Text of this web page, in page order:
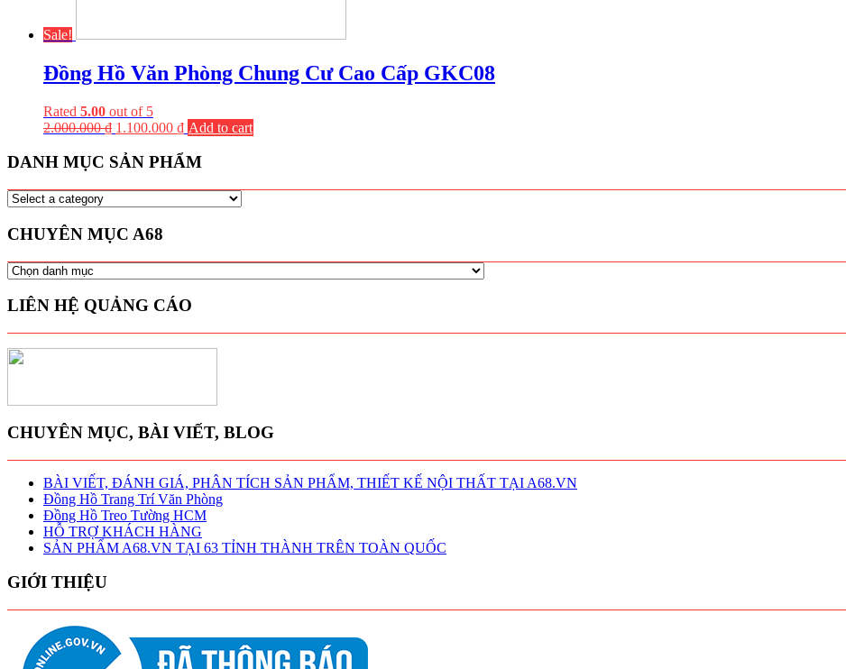
Sale!
Đồng Hồ Văn Phòng Chung Cư Cao Cấp GKC08
Rated 5.00 out of 5
2.000.000₫ 1.100.000 ₫ Add to cart
DANH MỤC SẢN PHẨM
CHUYÊN MỤC A68
CHUYÊN
A68
LIÊN HỆ QUẢNG CÁO
CHUYÊN MỤC, BÀI VIẾT, BLOG
BÀI VIẾT, ĐÁNH GIÁ, PHÂN TÍCH SẢN PHẨM, THIẾT KẾ NỘI THẤT TẠI A68.VN
Đồng Hồ Trang Trí Văn Phòng
Đồng Hồ Treo Tường HCM
HỖ TRỢ KHÁCH HÀNG
SẢN PHẨM A68.VN TẠI 63 TỈNH THÀNH TRÊN TOÀN QUỐC
GIỚI THIỆU